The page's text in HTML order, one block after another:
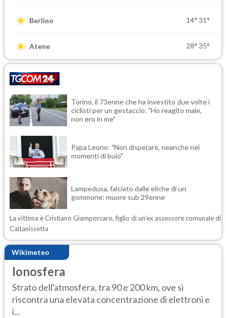
Berlino 14° 31°
Atene 28° 35°
Torino, il 73enne che ha investito due volte i
ciclisti per un gestaccio: "Ho reagito male,
non ero in me"
Papa Leone: "Non disperare, neanche nei
momenti di buio"
Lampedusa, falciato dalle eliche di un
gommone: muore sub 29enne
La vittima è Cristiano Giamporcaro, figlio di un'ex assessore comunale di
Caltanissetta
Wikimeteo
Ionosfera
Strato dell'atmosfera, tra 90 e 200 km, ove si
riscontra una elevata concentrazione di elettroni e
i...